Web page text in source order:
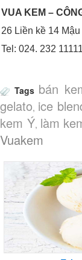
VUA KEM –
26 Liền kề 14
Tel: 024. 232
Tags bán
gelato, ice
kem Ý, làm
Vuakem